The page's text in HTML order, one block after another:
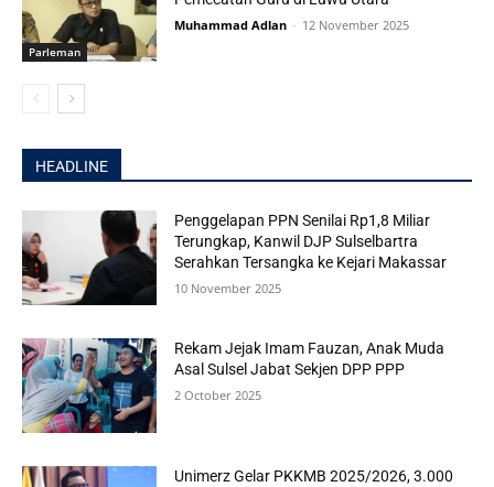
Parleman
Muhammad Adlan - 12 November 2025
HEADLINE
Penggelapan PPN Senilai Rp1,8 Miliar
Terungkap, Kanwil DJP Sulselbartra
Serahkan Tersangka ke Kejari Makassar
10 November 2025
Rekam Jejak Imam Fauzan, Anak Muda
Asal Sulsel Jabat Sekjen DPP PPP
2 October 2025
Unimerz Gelar PKKMB 2025/2026, 3.000